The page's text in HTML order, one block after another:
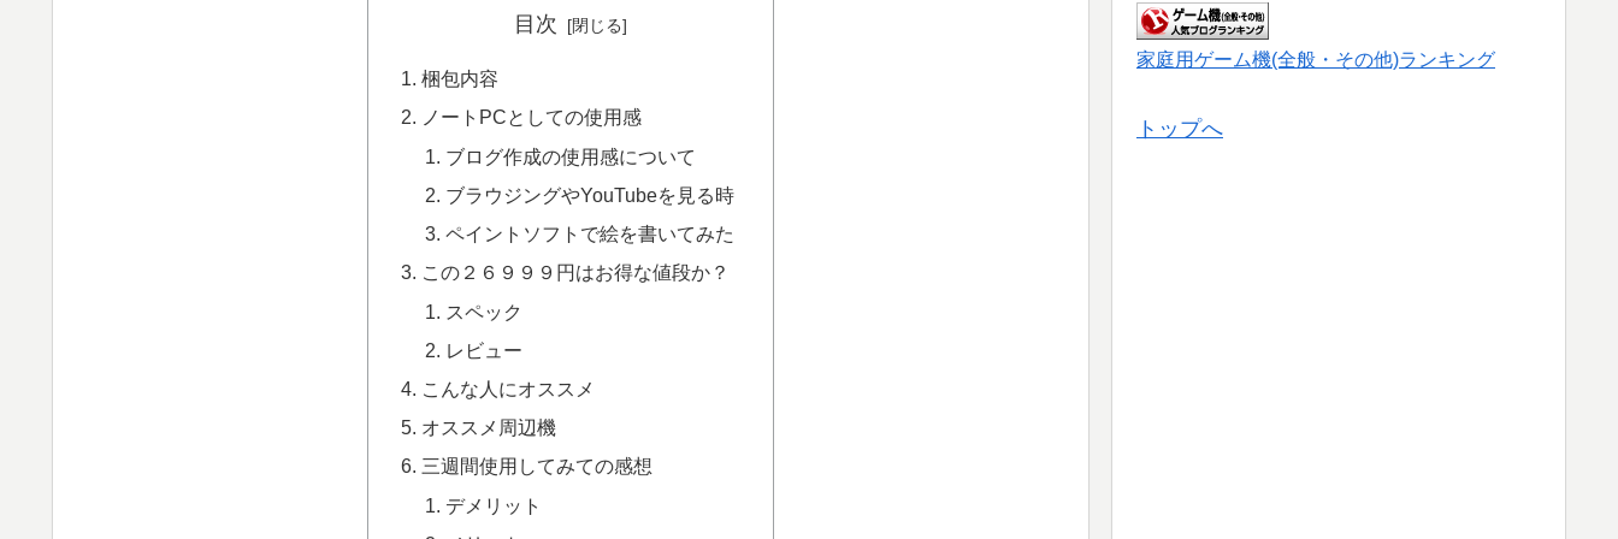
目次
梱包内容
ノートPCとしての使用感
ブログ作成の使用感について
ブラウジングやYouTubeを見る時
ペイントソフトで絵を書いてみた
この２６９９９円はお得な値段か？
スペック
レビュー
こんな人にオススメ
オススメ周辺機
三週間使用してみての感想
デメリット
家庭用ゲーム機(全般・その他)ランキング
トップへ